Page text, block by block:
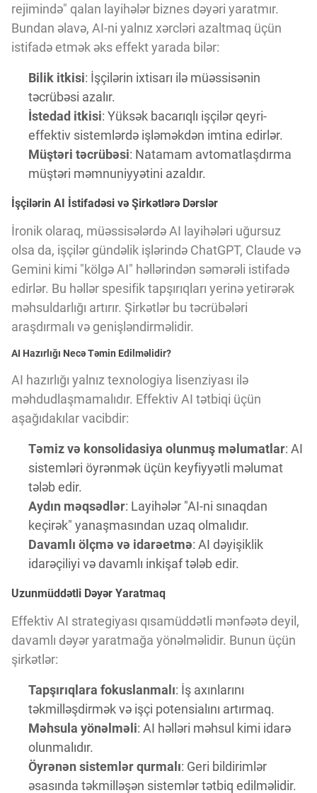
rejimində" qalan layihələr biznes dəyəri yaratmır.
Bundan əlavə, AI-ni yalnız xərcləri azaltmaq üçün
istifadə etmək əks effekt yarada bilər:
Bilik itkisi: İşçilərin ixtisarı ilə müəssisənin
təcrübəsi azalır.
İstedad itkisi: Yüksək bacarıqlı işçilər qeyri-
effektiv sistemlərdə işləməkdən imtina edirlər.
Müştəri təcrübəsi: Natamam avtomatlaşdırma
müştəri məmnuniyyətini azaldır.
İşçilərin AI İstifadəsi və Şirkətlərə Dərslər
İronik olaraq, müəssisələrdə AI layihələri uğursuz
olsa da, işçilər gündəlik işlərində ChatGPT, Claude və
Gemini kimi "kölgə AI" həllərindən səmərəli istifadə
edirlər. Bu həllər spesifik tapşırıqları yerinə yetirərək
məhsuldarlığı artırır. Şirkətlər bu təcrübələri
araşdırmalı və genişləndirməlidir.
AI Hazırlığı Necə Təmin Edilməlidir?
AI hazırlığı yalnız texnologiya lisenziyası ilə
məhdudlaşmamalıdır. Effektiv AI tətbiqi üçün
aşağıdakılar vacibdir:
Təmiz və konsolidasiya olunmuş məlumatlar: AI
sistemləri öyrənmək üçün keyfiyyətli məlumat
tələb edir.
Aydın məqsədlər: Layihələr "AI-ni sınaqdan
keçirək" yanaşmasından uzaq olmalıdır.
Davamlı ölçmə və idarəetmə: AI dəyişiklik
idarəçiliyi və davamlı inkişaf tələb edir.
Uzunmüddətli Dəyər Yaratmaq
Effektiv AI strategiyası qısamüddətli mənfəətə deyil,
davamlı dəyər yaratmağa yönəlməlidir. Bunun üçün
şirkətlər:
Tapşırıqlara fokuslanmalı: İş axınlarını
təkmilləşdirmək və işçi potensialını artırmaq.
Məhsula yönəlməli: AI həlləri məhsul kimi idarə
olunmalıdır.
Öyrənən sistemlər qurmalı: Geri bildirimlər
əsasında təkmilləşən sistemlər tətbiq edilməlidir.